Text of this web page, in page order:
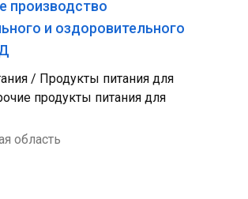
производство
и оздоровительного
/ Продукты питания для
продукты питания для
область